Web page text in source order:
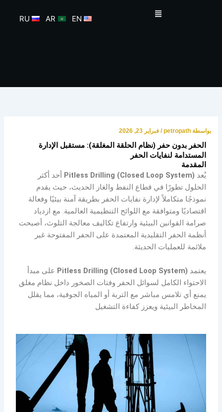
القائمة
EN
AR
RU
بواسطة petropath
/فبراير 23, 2026
الحفر بدون حفر (نظام الحلقة المغلقة): مستقبل الإدارة
المستدامة لنفايات الحفر
المقدمة
يُعد Pitless Drilling (Closed Loop System)
أحد أكثر
الحلول تطورًا في قطاع النفط والغاز الحديث، حيث يقدم
نموذجًا متكاملاً لإدارة نفايات الحفر بطريقة آمنة بيئيًا وفعالة
اقتصاديًا ومتوافقة مع اللوائح التنظيمية العالمية. مع ازدياد
صرامة القوانين البيئية وارتفاع تكاليف معالجة التلوث، أصبحت
أنظمة الحفر التقليدية المعتمدة على الحفر المفتوحة غير
ملائمة للعمليات الحديثة.
يعتمد Pitless Drilling (Closed Loop System) على مبدأ
الاحتواء الكامل لسوائل الحفر وفتات الصخور داخل نظام مغلق
يمنع أي تلامس مباشر مع التربة أو المياه الجوفية، مما يقلل
المخاطر البيئية ويعزز كفاءة التشغيل